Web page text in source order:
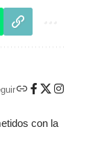
con la